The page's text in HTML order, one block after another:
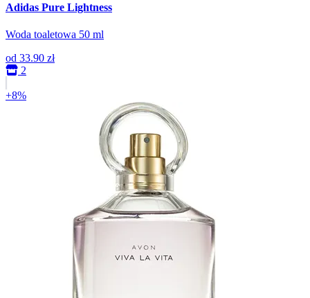
Adidas Pure Lightness
Woda toaletowa 50 ml
od 33.90 zł
2
+8%